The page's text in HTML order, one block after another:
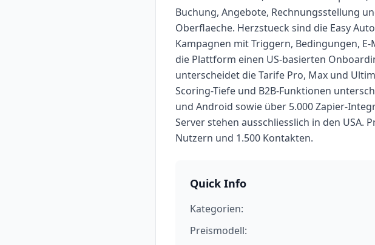
Buchung, Angebote, Rechnungsstellung
Oberflaeche. Herzstueck sind die Easy
Kampagnen mit Triggern, Bedingungen,
die Plattform einen US-basierten
unterscheidet die Tarife Pro, Max und
Scoring-Tiefe und B2B-Funktionen
und Android sowie über 5.000 Zapier-
Server stehen ausschliesslich in den USA.
Nutzern und 1.500 Kontakten.
Quick Info
Kategorien:
Preismodell: